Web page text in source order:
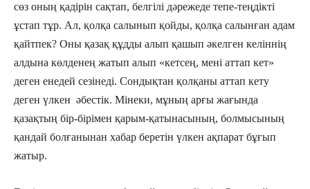
сөз оның қадірін сақтап, белгілі дәрежеде тепе-теңдікті
ұстап тұр. Ал, қолқа салынып қойды, қолқа салынған адам
қайтпек? Оны қазақ құдды алып қашып әкелген келіннің
алдына көлденең жатып алып «кетсең, мені аттап кет»
деген енедей сезінеді. Сондықтан қолқаны аттап кету
деген үлкен әбестік. Мінеки, мұның арғы жағында
қазақтың бір-бірімен қарым-қатынасының, болмысының
қандай болғанынан хабар беретін үлкен ақпарат бұғып
жатыр.